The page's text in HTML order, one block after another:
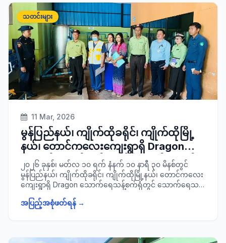
သောက်ရေးအဆင်ပြေစေရန်အတွက် လိုအပ်သည်များ
ပေါင်းစပ်ညှိနှိုင်းဆောင်ရွက်ပေးခဲ့ကြောင်း သတင်းရရှိပါသည်။
သတင်းများ
11 Mar, 2026
မွန်ပြည်နယ်၊ ကျိုက်ထိုခရိုင်၊ ကျိုက်ထိုမြို့
နယ်၊ တောင်ကလေးကျေးရွာရှိ Dragon
သောက်ရေသန့် စက်ရုံတွင် သောက်ရေသန့်
များအား FDA စံချိန်စံညွှန်းများနှင့်အညီ
ထုတ်လုပ်မှုရှိ/ မရှိနှင့် သန့်ရှင်း သပ်ရပ်မှုရှိ
စေရေးတို့အတွက် ကွင်းဆင်းစစ်ဆေး
၂၀၂၆ ခုနှစ်၊ မတ်လ ၁၀ ရက် နံနက် ၁၀ နာရီ ၃၀ မိနစ်တွင်
မွန်ပြည်နယ်၊ ကျိုက်ထိုခရိုင်၊ ကျိုက်ထိုမြို့နယ်၊ တောင်ကလေး
ကျေးရွာရှိ Dragon သောက်ရေသန့်စက်ရုံတွင် သောက်ရေသန့်
သန့်ရှင်းသပ်ရပ်မှုရှိစေရေးတို့အတွက် ခရိုင်စီမံခန့်ခွဲရေးနှင့်
အပြည့်အစုံဖတ်ရန် →